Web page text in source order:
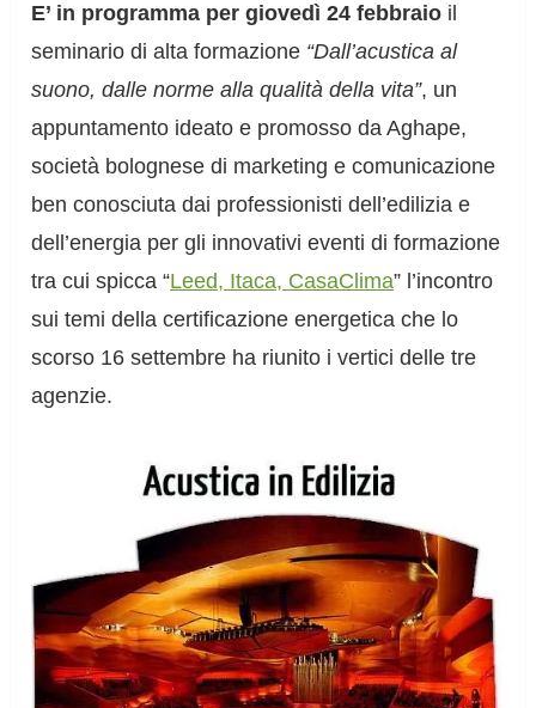
E’ in programma per giovedì 24 febbraio il
seminario di alta formazione “Dall’acustica al
suono, dalle norme alla qualità della vita”, un
appuntamento ideato e promosso da Aghape,
società bolognese di marketing e comunicazione
ben conosciuta dai professionisti dell’edilizia e
dell’energia per gli innovativi eventi di formazione
tra cui spicca “Leed, Itaca, CasaClima” l’incontro
sui temi della certificazione energetica che lo
scorso 16 settembre ha riunito i vertici delle tre
agenzie.